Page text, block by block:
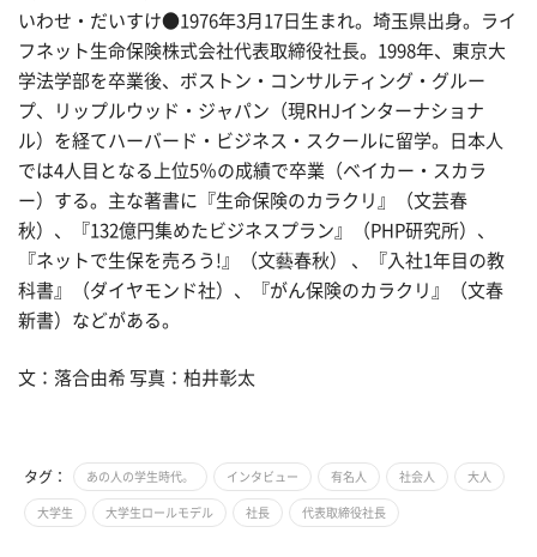
いわせ・だいすけ●1976年3月17日生まれ。埼玉県出身。ライ
フネット生命保険株式会社代表取締役社長。1998年、東京大
学法学部を卒業後、ボストン・コンサルティング・グルー
プ、リップルウッド・ジャパン（現RHJインターナショナ
ル）を経てハーバード・ビジネス・スクールに留学。日本人
では4人目となる上位5％の成績で卒業（ベイカー・スカラ
ー）する。主な著書に『生命保険のカラクリ』（文芸春
秋）、『132億円集めたビジネスプラン』（PHP研究所）、
『ネットで生保を売ろう!』（文藝春秋） 、『入社1年目の教
科書』（ダイヤモンド社）、『がん保険のカラクリ』（文春
新書）などがある。
文：落合由希 写真：柏井彰太
タグ： あの人の学生時代。 インタビュー 有名人 社会人 大人
大学生 大学生ロールモデル 社長 代表取締役社長